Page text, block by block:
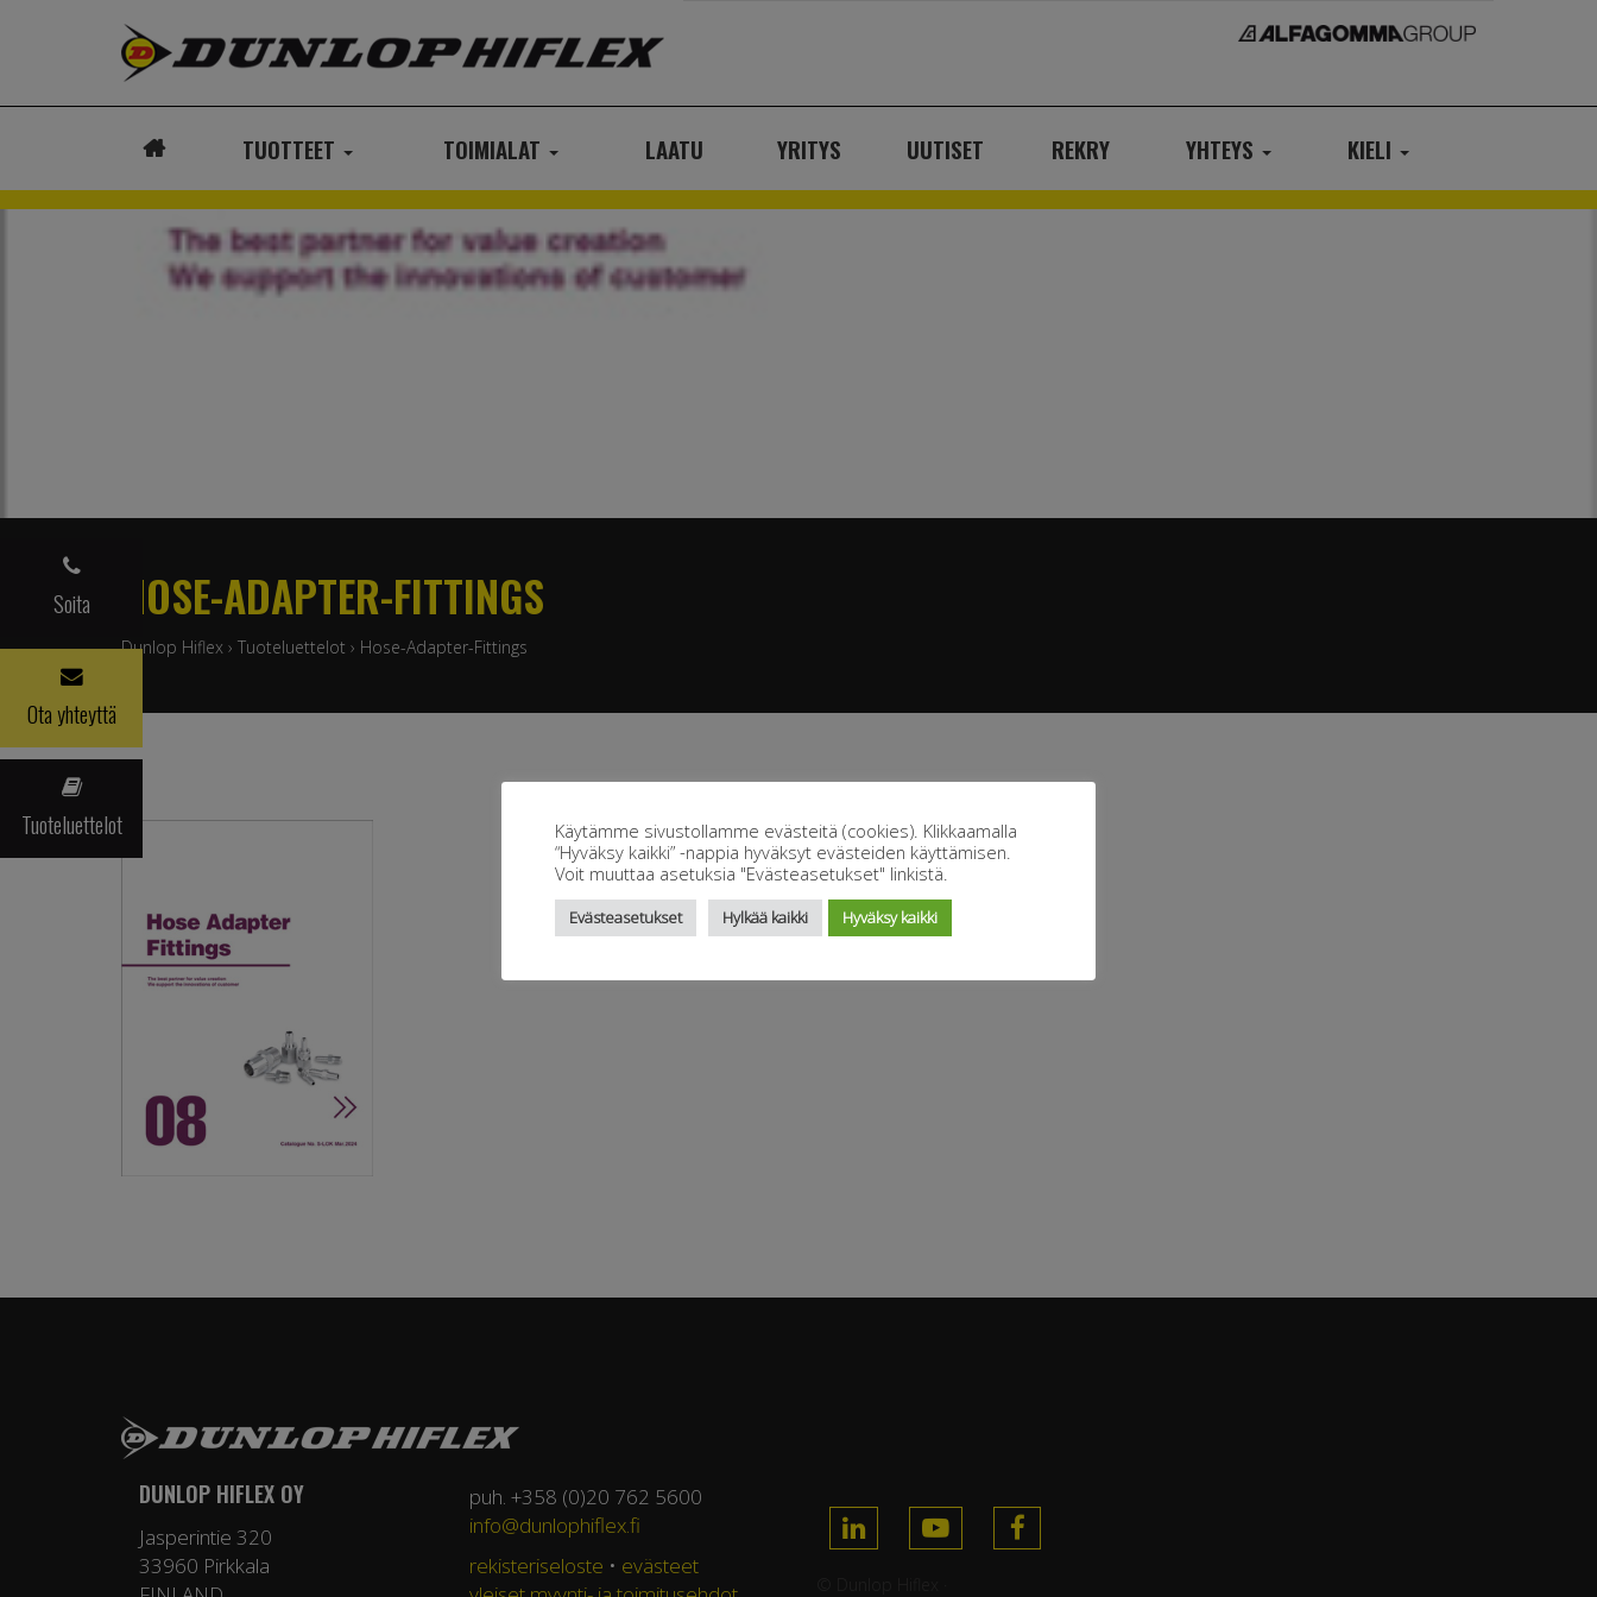
TUOTTEET TOIMIALAT LAATU YRITYS UUTISET REKRY YHTEYS KIELI
Soita
Ota yhteyttä
Tuoteluettelot
HOSE-ADAPTER-FITTINGS
Dunlop Hiflex › Tuoteluettelot › Hose-Adapter-Fittings
DUNLOP HIFLEX OY
Jasperintie 320
33960 Pirkkala
puh. +358 (0)20 762 5600
info@dunlophiflex.fi
rekisteriseloste • evästeet
Käytämme sivustollamme evästeitä (cookies). Klikkaamalla
“Hyväksy kaikki” -nappia hyväksyt evästeiden käyttämisen.
Voit muuttaa asetuksia "Evästeasetukset" linkistä.
Evästeasetukset Hylkää kaikki Hyväksy kaikki